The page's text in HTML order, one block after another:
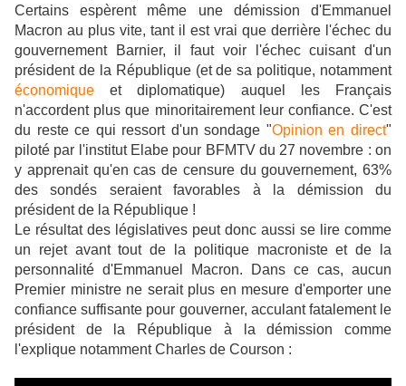
Certains espèrent même une démission d'Emmanuel
Macron au plus vite, tant il est vrai que derrière l'échec du
gouvernement Barnier, il faut voir l'échec cuisant d'un
président de la République (et de sa politique, notamment
économique et diplomatique) auquel les Français
n'accordent plus que minoritairement leur confiance. C'est
du reste ce qui ressort d'un sondage "Opinion en direct"
piloté par l'institut Elabe pour BFMTV du 27 novembre : on
y apprenait qu'en cas de censure du gouvernement, 63%
des sondés seraient favorables à la démission du
président de la République !
Le résultat des législatives peut donc aussi se lire comme
un rejet avant tout de la politique macroniste et de la
personnalité d'Emmanuel Macron. Dans ce cas, aucun
Premier ministre ne serait plus en mesure d'emporter une
confiance suffisante pour gouverner, acculant fatalement le
président de la République à la démission comme
l'explique notamment Charles de Courson :